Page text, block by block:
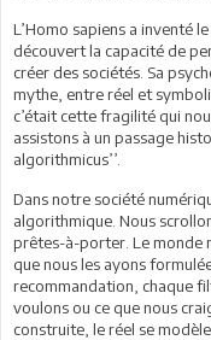
L’Homo sapiens a inventé
découvert la capacité de
créer des sociétés. Sa
mythe, entre réel et
c’était cette fragilité qui
assistons à un passage
algorithmicus’’.
Dans notre société
algorithmique. Nous
prêtes-à-porter. Le monde
que nous les ayons
recommandation, chaque
voulons ou ce que nous
construite, le réel se